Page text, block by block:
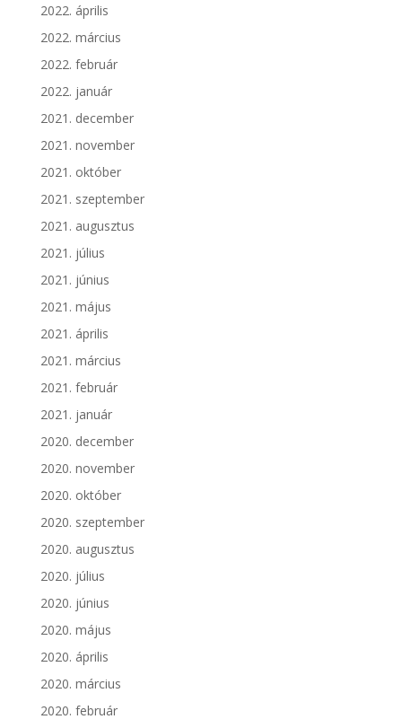
2022. április
2022. március
2022. február
2022. január
2021. december
2021. november
2021. október
2021. szeptember
2021. augusztus
2021. július
2021. június
2021. május
2021. április
2021. március
2021. február
2021. január
2020. december
2020. november
2020. október
2020. szeptember
2020. augusztus
2020. július
2020. június
2020. május
2020. április
2020. március
2020. február